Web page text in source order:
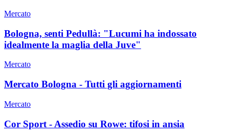
Mercato
Bologna, senti Pedullà: "Lucumi ha indossato
idealmente la maglia della Juve"
Mercato
Mercato Bologna - Tutti gli aggiornamenti
Mercato
Cor Sport - Assedio su Rowe: tifosi in ansia